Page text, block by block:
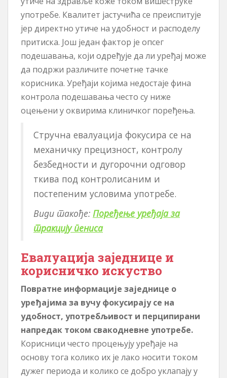
употребе. Квалитет јастучића се преиспитује
јер директно утиче на удобност и расподелу
притиска. Још један фактор је опсег
подешавања, који одређује да ли уређај може
да подржи различите почетне тачке
корисника. Уређаји којима недостаје фина
контрола подешавања често су ниже
оцењени у оквирима клиничког поређења.
Стручна евалуација фокусира се на
механичку прецизност, контролу
безбедности и дугорочни одговор
ткива под контролисаним и
постепеним условима употребе.
Види такође: Поређење уређаја за
тракцију пениса
Евалуација заједнице и
корисничко искуство
Повратне информације заједнице о
уређајима за вучу фокусирају се на
удобност, употребљивост и перципирани
напредак током свакодневне употребе.
Корисници често процењују уређаје на
основу тога колико их је лако носити током
дужег периода и колико се добро уклапају у